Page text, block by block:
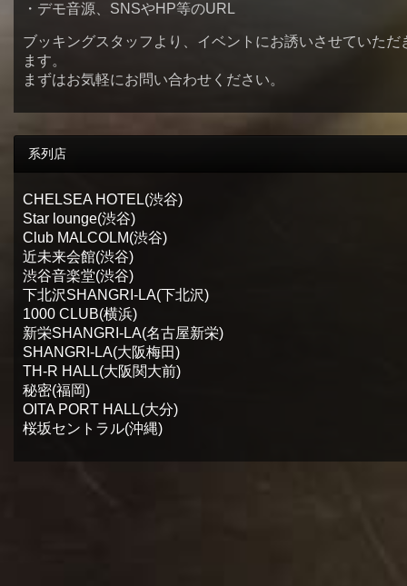
・デモ音源、SNSやHP等のURL
ブッキングスタッフより、イベントにお誘いさせていただ
ます。
まずはお気軽にお問い合わせください。
系列店
CHELSEA HOTEL(渋谷)
Star lounge(渋谷)
Club MALCOLM(渋谷)
近未来会館(渋谷)
渋谷音楽堂(渋谷)
下北沢SHANGRI-LA(下北沢)
1000 CLUB(横浜)
新栄SHANGRI-LA(名古屋新栄)
SHANGRI-LA(大阪梅田)
TH-R HALL(大阪関大前)
秘密(福岡)
OITA PORT HALL(大分)
桜坂セントラル(沖縄)